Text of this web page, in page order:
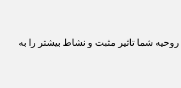
شما تاثیر مثبت و نشاط بیشتر را به